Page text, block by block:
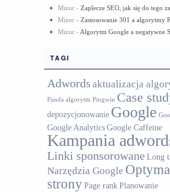
Mizor - Zaplecze SEO, jak się do tego
Mizor - Zastosowanie 301 a algorytmy
Mizor - Algorytm Google a negatywne
TAGI
Adwords aktualizacja
Panda algorytm Pingwin Case
depozycjonowanie Google
Google AnalyticsGoogle Caffeine
Kampania
Linki sponsorowane Long
Narzędzia Google
stronyPage rankPlanowanie